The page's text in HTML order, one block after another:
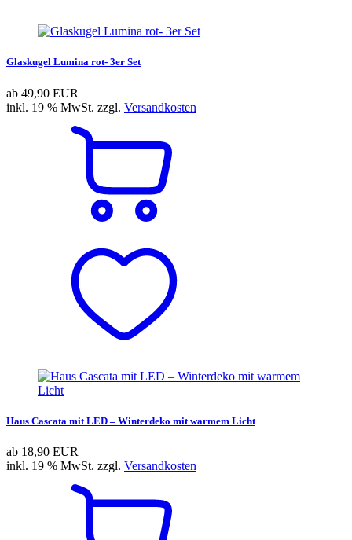
Glaskugel Lumina rot- 3er Set
ab 49,90 EUR
inkl. 19 % MwSt. zzgl. Versandkosten
Haus Cascata mit LED – Winterdeko mit warmem Licht
ab 18,90 EUR
inkl. 19 % MwSt. zzgl. Versandkosten